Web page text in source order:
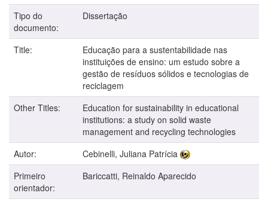
Tipo do
documento:
Dissertação
Title:
Educação para a sustentabilidade nas
instituições de ensino: um estudo sobre a
gestão de resíduos sólidos e tecnologias de
reciclagem
Other Titles:
Education for sustainability in educational
institutions: a study on solid waste
management and recycling technologies
Autor:
Cebinelli, Juliana Patrícia
Primeiro
orientador:
Bariccatti, Reinaldo Aparecido